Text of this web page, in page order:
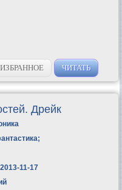
ЧИТАТЬ
Дрейк
;
2013-11-17